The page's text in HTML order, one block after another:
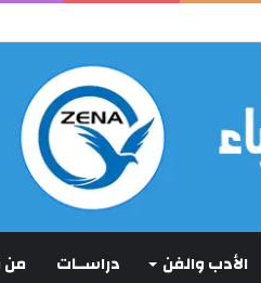
الأدب والفن دراســات من